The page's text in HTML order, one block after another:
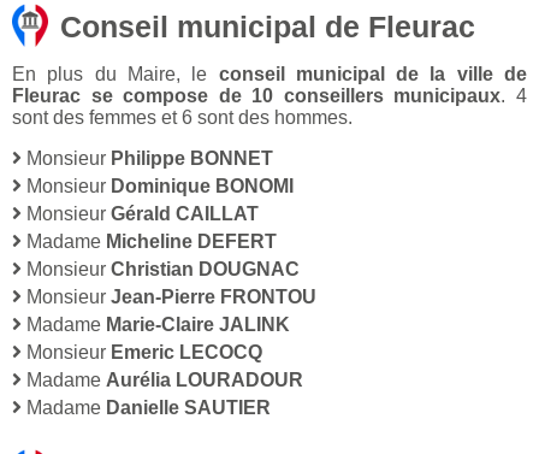
Conseil municipal de Fleurac
En plus du Maire, le conseil municipal de la ville de
Fleurac se compose de 10 conseillers municipaux. 4
sont des femmes et 6 sont des hommes.
Monsieur Philippe BONNET
Monsieur Dominique BONOMI
Monsieur Gérald CAILLAT
Madame Micheline DEFERT
Monsieur Christian DOUGNAC
Monsieur Jean-Pierre FRONTOU
Madame Marie-Claire JALINK
Monsieur Emeric LECOCQ
Madame Aurélia LOURADOUR
Madame Danielle SAUTIER